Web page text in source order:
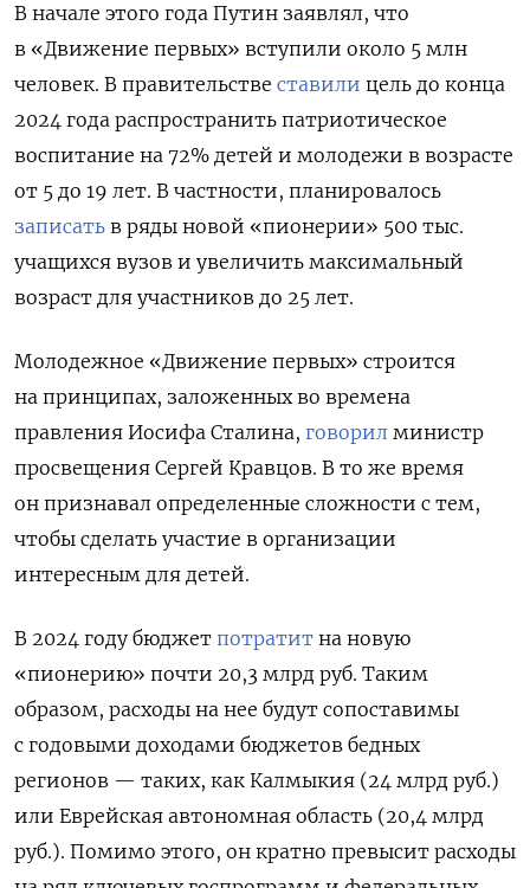
В начале этого года Путин заявлял, что
в «Движение первых» вступили около 5 млн
человек. В правительстве ставили цель до конца
2024 года распространить патриотическое
воспитание на 72% детей и молодежи в возрасте
от 5 до 19 лет. В частности, планировалось
записать в ряды новой «пионерии» 500 тыс.
учащихся вузов и увеличить максимальный
возраст для участников до 25 лет.
Молодежное «Движение первых» строится
на принципах, заложенных во времена
правления Иосифа Сталина, говорил министр
просвещения Сергей Кравцов. В то же время
он признавал определенные сложности с тем,
чтобы сделать участие в организации
интересным для детей.
В 2024 году бюджет потратит на новую
«пионерию» почти 20,3 млрд руб. Таким
образом, расходы на нее будут сопоставимы
с годовыми доходами бюджетов бедных
регионов — таких, как Калмыкия (24 млрд руб.)
или Еврейская автономная область (20,4 млрд
руб.). Помимо этого, он кратно превысит расходы